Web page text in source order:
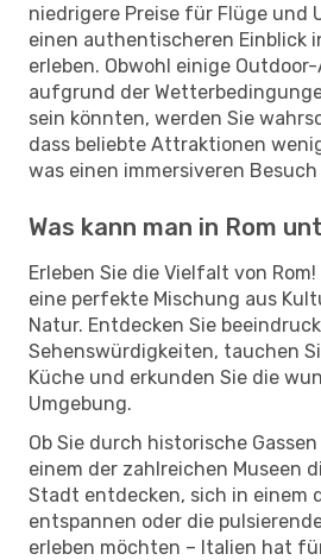
niedrigere Preise für Flüge und
einen authentischeren Einblick
erleben. Obwohl einige
aufgrund der
sein könnten, werden Sie
dass beliebte Attraktionen
was einen immersiveren
Was kann man in Rom
Erleben Sie die Vielfalt von
eine perfekte Mischung aus
Natur. Entdecken Sie
Sehenswürdigkeiten, tauchen
Küche und erkunden Sie die
Umgebung.
Ob Sie durch historische
einem der zahlreichen Museen
Stadt entdecken, sich in einem
entspannen oder die
erleben möchten – Italien hat